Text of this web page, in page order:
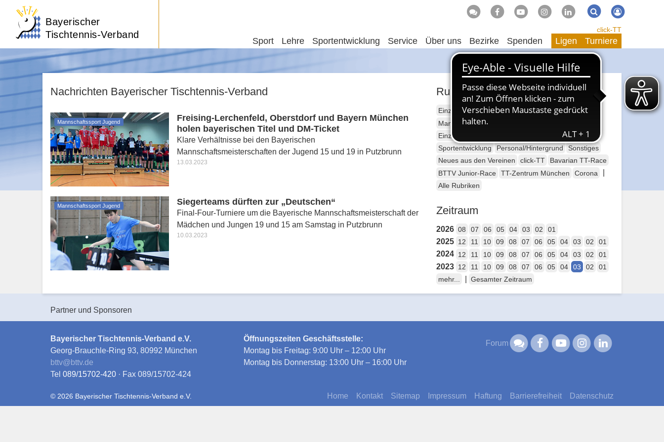
Bayerischer
Tischtennis-Verband
Suche Suchen
Sport Lehre Sportentwicklung Service Über uns Bezirke Spenden
click-TT
Ligen Turniere
Nachrichten Bayerischer Tischtennis-Verband
Mannschaftssport Jugend
Freising-Lerchenfeld, Oberstdorf und Bayern München
holen bayerischen Titel und DM-Ticket
Klare Verhältnisse bei den Bayerischen
Mannschaftsmeisterschaften der Jugend 15 und 19 in Putzbrunn
13.03.2023
Mannschaftssport Jugend Siegerteams dürften zur „Deutschen“
Final-Four-Turniere um die Bayerische Mannschaftsmeisterschaft der
Mädchen und Jungen 19 und 15 am Samstag in Putzbrunn
10.03.2023
Rubriken
Einzelsport Erwachsene
Mannschaftssport Erwachsene
Einzelsport Jugend
Mannschaftssport Jugend
Sportentwicklung
Personal/Hintergrund
Sonstiges
Neues aus den Vereinen
click-TT
Bavarian TT-Race
BTTV Junior-Race
TT-Zentrum München Corona
Alle Rubriken
Zeitraum
2026 08 07 06 05 04 03 02 01
2025 12 11 10 09 08 07 06 05 04 03 02 01
2024 12 11 10 09 08 07 06 05 04 03 02 01
2023 12 11 10 09 08 07 06 05 04 03 02
01
mehr...
Gesamter Zeitraum
Partner und Sponsoren
Bayerischer Tischtennis-Verband e.V.
Georg-Brauchle-Ring 93, 80992 München
bttv@bttv.de
Tel 089/15702-420 · Fax 089/15702-424
Öffnungszeiten Geschäftsstelle:
Montag bis Freitag: 9:00 Uhr – 12:00 Uhr
Montag bis Donnerstag: 13:00 Uhr – 16:00 Uhr
Forum
Home Kontakt Sitemap Impressum Haftung Barrierefreiheit Datenschutz
© 2026 Bayerischer Tischtennis-Verband e.V.